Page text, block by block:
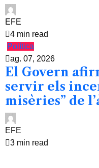
EFE
4 min read
Política
ag. 07, 2026
El Govern
servir els
misèries” de
EFE
3 min read